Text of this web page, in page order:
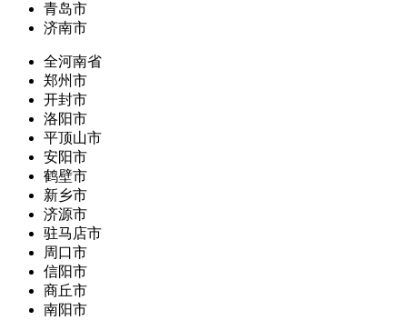
青岛市
济南市
全河南省
郑州市
开封市
洛阳市
平顶山市
安阳市
鹤壁市
新乡市
济源市
驻马店市
周口市
信阳市
商丘市
南阳市